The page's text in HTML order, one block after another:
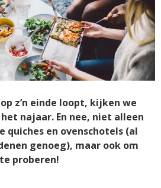
z’n einde loopt, kijken we
najaar. En nee, niet alleen
en ovenschotels (al
genoeg), maar ook om
proberen!